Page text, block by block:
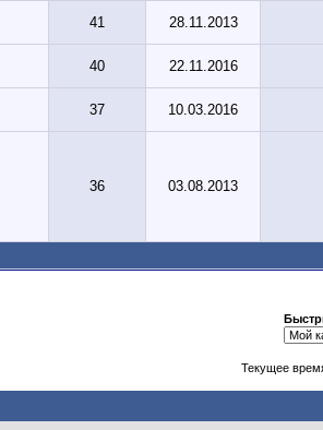
41 28.11.2013
40 22.11.2016
37 10.03.2016
36 03.08.2013
Текущее